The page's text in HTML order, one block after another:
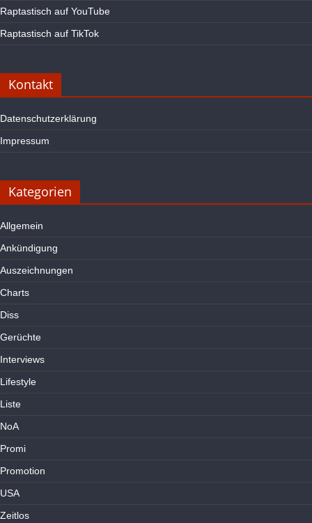
Raptastisch auf YouTube
Raptastisch auf TikTok
Kontakt
Datenschutzerklärung
Impressum
Kategorien
Allgemein
Ankündigung
Auszeichnungen
Charts
Diss
Gerüchte
Interviews
Lifestyle
Liste
NoA
Promi
Promotion
USA
Zeitlos